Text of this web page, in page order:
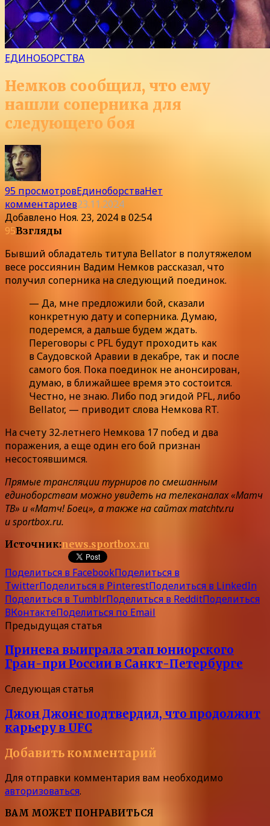
ЕДИНОБОРСТВА
Немков сообщил, что ему
нашли соперника для
следующего боя
95 просмотровЕдиноборстваНет
комментариев23.11.2024
Добавлено Ноя. 23, 2024 в 02:54
95Взгляды
Бывший обладатель титула Bellator в полутяжелом
весе россиянин Вадим Немков рассказал, что
получил соперника на следующий поединок.
— Да, мне предложили бой, сказали
конкретную дату и соперника. Думаю,
подеремся, а дальше будем ждать.
Переговоры с PFL будут проходить как
в Саудовской Аравии в декабре, так и после
самого боя. Пока поединок не анонсирован,
думаю, в ближайшее время это состоится.
Честно, не знаю. Либо под эгидой PFL, либо
Bellator, — приводит слова Немкова RT.
На счету 32‑летнего Немкова 17 побед и два
поражения, а еще один его бой признан
несостоявшимся.
Прямые трансляции турниров по смешанным
единоборствам можно увидеть на телеканалах «Матч
ТВ» и «Матч! Боец», а также на сайтах matchtv.ru
и sportbox.ru.
Источник:news.sportbox.ru
Поделиться в FacebookПоделиться в
TwitterПоделиться в PinterestПоделиться в LinkedIn
Поделиться в TumblrПоделиться в RedditПоделиться
ВКонтактеПоделиться по Email
Предыдущая статья
Принева выиграла этап юниорского
Гран-при России в Санкт-Петербурге
Следующая статья
Джон Джонс подтвердил, что продолжит
карьеру в UFC
Добавить комментарий
Для отправки комментария вам необходимо
авторизоваться.
ВАМ МОЖЕТ ПОНРАВИТЬСЯ